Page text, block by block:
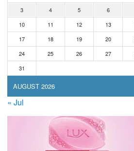
AUGUST 2026
3
4 5 6
10
11 12 13
17
18 19 20
24
25 26 27
31
« Jul